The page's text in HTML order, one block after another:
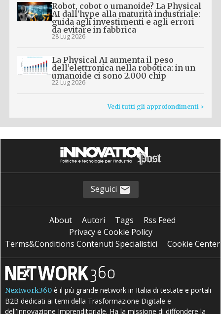
Robot, cobot o umanoide? La Physical
AI dall’hype alla maturità industriale:
guida agli investimenti e agli errori
da evitare in fabbrica
28 Lug 2026
La Physical AI aumenta il peso
dell’elettronica nella robotica: in un
umanoide ci sono 2.000 chip
22 Lug 2026
Vedi tutti gli approfondimenti >
Seguici
About Autori Tags
Rss Feed
Privacy e Cookie Policy
Terms&Conditions Contenuti Specialistici
Cookie Center
Nextwork360 è il più grande network in Italia di testate e portali
B2B dedicati ai temi della Trasformazione Digitale e
dell’Innovazione Imprenditoriale. Ha la missione di diffondere la